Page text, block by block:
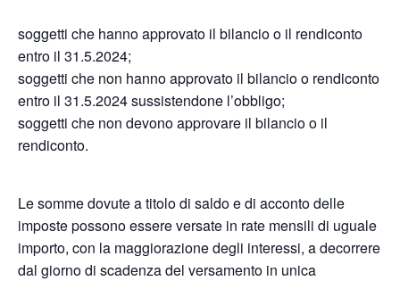
soggetti che hanno approvato il bilancio o il rendiconto
entro il 31.5.2024;
soggetti che non hanno approvato il bilancio o rendiconto
entro il 31.5.2024 sussistendone l’obbligo;
soggetti che non devono approvare il bilancio o il
rendiconto.
Le somme dovute a titolo di saldo e di acconto delle
imposte possono essere versate in rate mensili di uguale
importo, con la maggiorazione degli interessi, a decorrere
dal giorno di scadenza del versamento in unica